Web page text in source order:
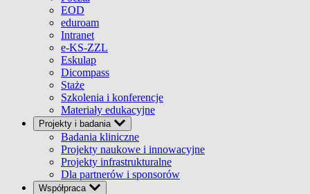
EOD
eduroam
Intranet
e-KS-ZZL
Eskulap
Dicompass
Staże
Szkolenia i konferencje
Materiały edukacyjne
Projekty i badania
Badania kliniczne
Projekty naukowe i innowacyjne
Projekty infrastrukturalne
Dla partnerów i sponsorów
Współpraca